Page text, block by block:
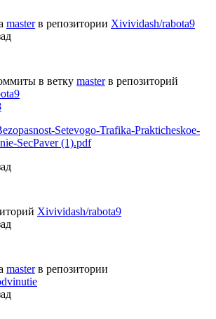
master в репозитории Xivividash/rabota9
в ветку master в репозиторий
Setevogo-Trafika-Prakticheskoe-
SecPaver (1).pdf
Xivividash/rabota9
master в репозитории